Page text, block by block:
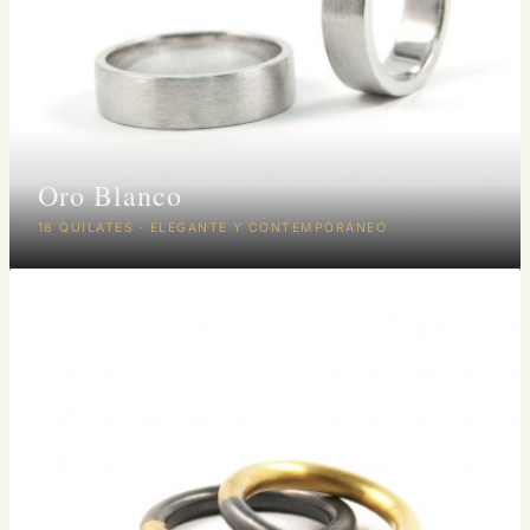
Oro Blanco
18 QUILATES · ELEGANTE Y CONTEMPORÁNEO